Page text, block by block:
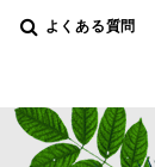
よくある質問